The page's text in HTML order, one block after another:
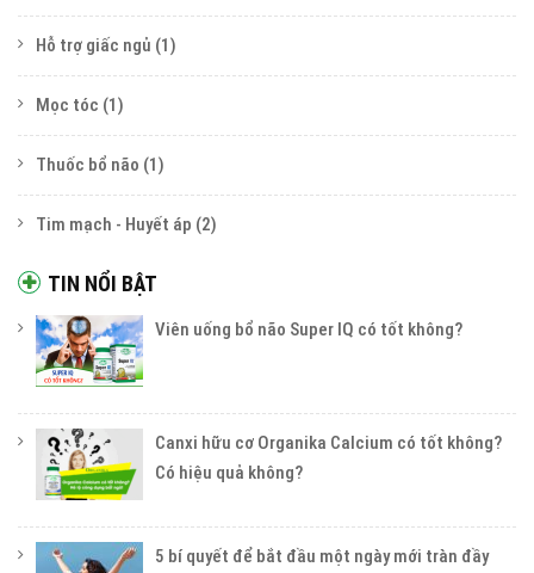
Hỗ trợ giấc ngủ (1)
Mọc tóc (1)
Thuốc bổ não (1)
Tim mạch - Huyết áp (2)
TIN NỔI BẬT
Viên uống bổ não Super IQ có tốt không?
Canxi hữu cơ Organika Calcium có tốt không?
Có hiệu quả không?
5 bí quyết để bắt đầu một ngày mới tràn đầy